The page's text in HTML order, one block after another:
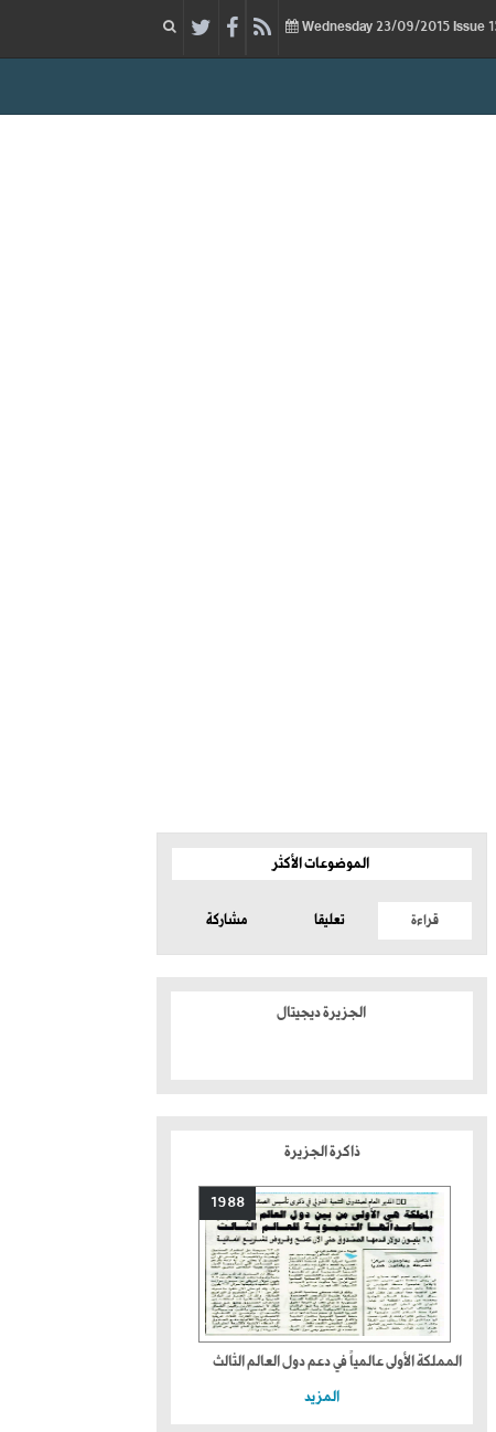
23/09/2015 Issue
الموضوعات الأكثر
قراءة تعليقا مشاركة
الجزيرة ديجيتال
ذاكرة الجزيرة
1988
المملكة الأولى عالمياً في دعم دول العالم الثالث
المزيد